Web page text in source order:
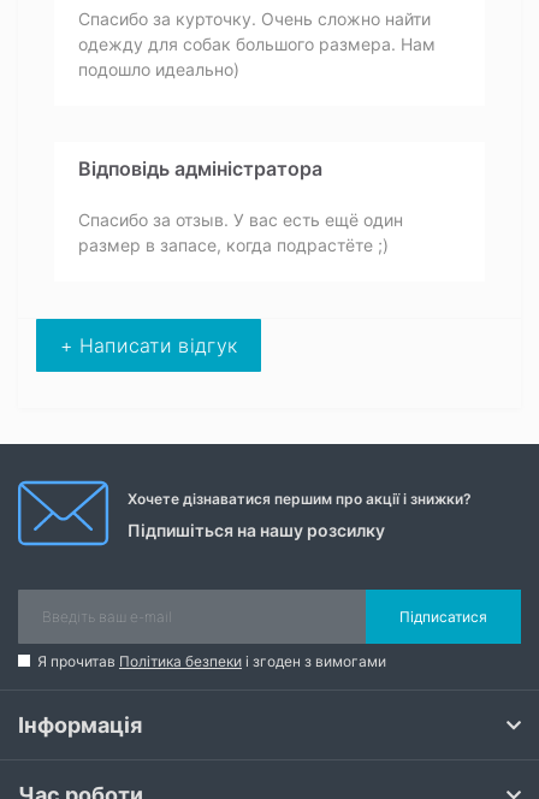
Спасибо за курточку. Очень сложно найти
одежду для собак большого размера. Нам
подошло идеально)
Відповідь адміністратора
Спасибо за отзыв. У вас есть ещё один
размер в запасе, когда подрастёте ;)
+ Написати відгук
Хочете дізнаватися першим про акції і знижки?
Підпишіться на нашу розсилку
Підписатися
Я прочитав Політика безпеки і згоден з вимогами
Інформація